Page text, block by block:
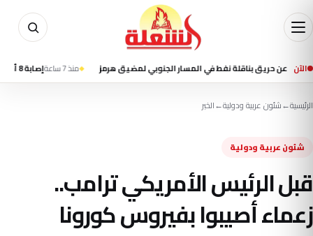
الآن بناقلة نفط في المسار الجنوبي لمضيق هرمز منذ 7 ساعة إصابة 8 أطفال بعد اقتحام سيارة فصلا في روضة أطفال بمدينة جلينديل الأمريكية
الرئيسية←شئون عربية ودولية←الخبر
شئون عربية ودولية
قبل الرئيس الأمريكي ترامب..
زعماء أصيبوا بفيروس كورونا